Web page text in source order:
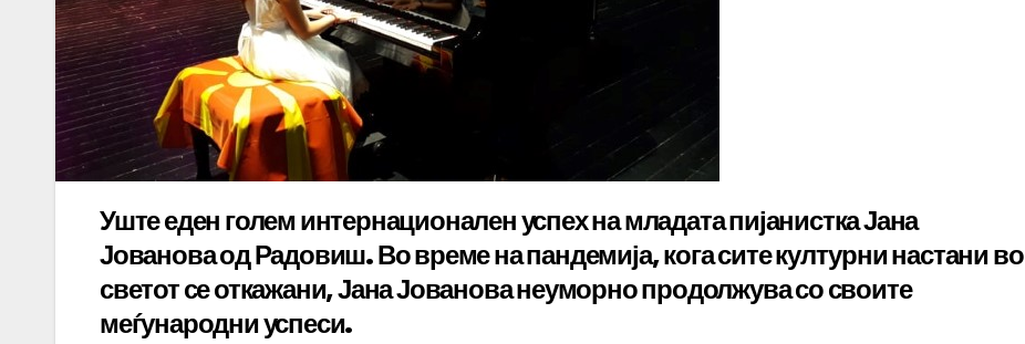
Уште еден голем интернационален успех на младата пијанистка Јана
Јованова од Радовиш. Во време на пандемија, кога сите културни настани во
светот се откажани, Јана Јованова неуморно продолжува со своите
меѓународни успеси.